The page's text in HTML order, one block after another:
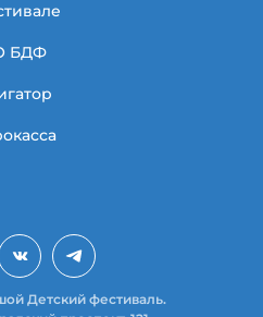
БДФ
Детский фестиваль.